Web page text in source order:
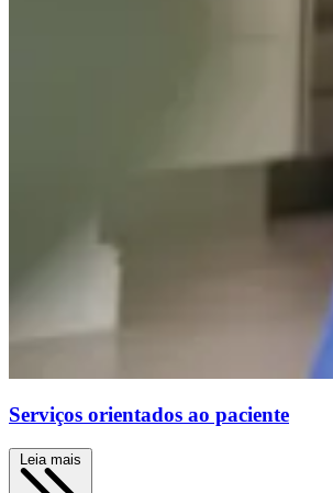
Serviços orientados ao paciente
Leia mais